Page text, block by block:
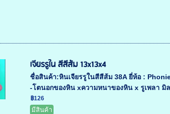
เจียรรูใน สีสีส้ม 13x13x4
ชื่อสินค้า:หินเจียรรูในสีสีส้ม 38A ยี่ห้อ :
-โตนอกของหิน xความหนาของหิน x รูเพลา มิ
฿126
มีสินค้า